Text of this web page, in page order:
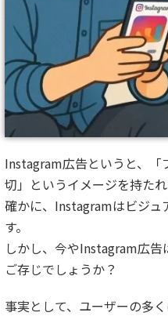
Instagram広告というと、「
切」というイメージを持た
確かに、Instagramはビジュ
す。
しかし、今やInstagram広告
ご存じでしょうか？
事実として、ユーザーの多